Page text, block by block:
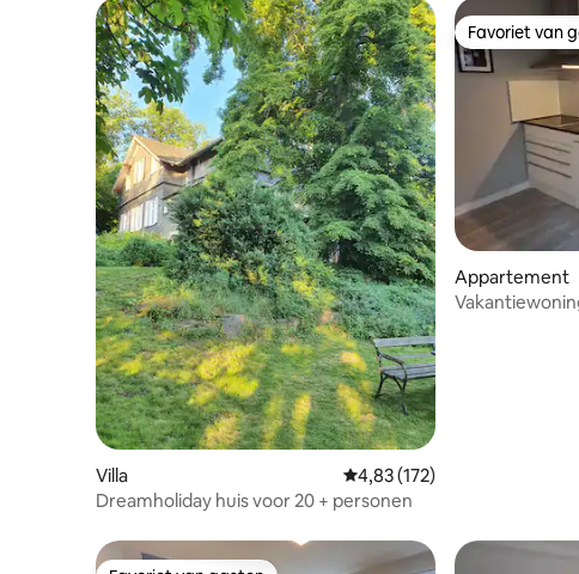
Villa Gemiddelde beoordeling van
4,83 (172)
Dreamholiday huis voor 20 + personen
Favoriet van
Favoriet van
Appartement